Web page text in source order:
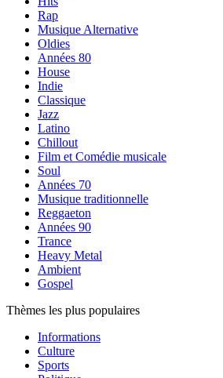
Rap
Musique Alternative
Oldies
Années 80
House
Indie
Classique
Jazz
Latino
Chillout
Film et Comédie musicale
Soul
Années 70
Musique traditionnelle
Reggaeton
Années 90
Trance
Heavy Metal
Ambient
Gospel
Thèmes les plus populaires
Informations
Culture
Sports